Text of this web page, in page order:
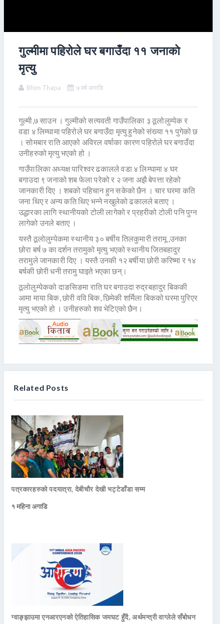
गुल्मीमा पहिरोले घर बगाउँदा ११ जनाकाे
मृत्यु
Bhim Thapa ७ वर्ष अगाडि
गुल्मी,७ साउन । गुल्मीको सत्यवती गाउँपालिका ३ ठूलोलुम्पेक र
वडा ४ लिम्घामा पहिरोले घर बगाउँदा मृत्यु हुनेको संख्या ११ पुगेको छ
। सोमबार राति आएको अविरल वर्षाका कारण पहिरोले घर बगाउँदा
उनीहरुको मृत्यु भएको हो ।
गाउँपालिका अध्यक्ष पारिश्वर ढकालले वडा ४ लिम्घामा ४ घर
बगाउदा ९ जनाको शब फेला परेको र २ जना अझै बेपत्ता रहेको
जानकारी दिए । शबको पहिचान हुन सकेको छैन । चार घरमा कति
जना थिए र अन्य कति थिए भन्ने नखुलेको ढकालले बताए ।
उद्धारका लागि स्थानीयको टोली लागेको र प्रहरीको टोली पनि पुग्न
लागेको उनले बताए ।
यस्तै ठूलोलुम्पेकमा स्थानीय ३० बर्षीय तिलकुमारी तरामू ,उनका
छोरा बर्ष ७ का दर्शन तरामुको मृत्यु भएको स्थानीय जितबहादुर
तरामुले जानकारी दिए । यस्तै उनकी १२ बर्षीया छोरी करिष्मा र १४
बर्षकी छोरी धनी तरामु घाइते भएका छन्।
ठूलोलुम्पेकको दाङसिङमा राति घर बगाउदा रुद्रबहादुर बिककी
आमा माया बिक, छोरी ववि बिक, छिमेकी शर्मिला बिकको घरमा पुरिएर
मृत्यु भएको हो । उनीहरुको शव भेटिएको छैन।
Related Posts
पत्रकारहरुको पदयात्रा, देबीचौर देखी भट्टेडाँडा सम्म
१ महिना अगाडि
ग्वाङ्झाउमा एनआरएनको ऐतिहासिक जमघट हुँदै, अर्थमन्त्री वाग्लेले सँबोधन